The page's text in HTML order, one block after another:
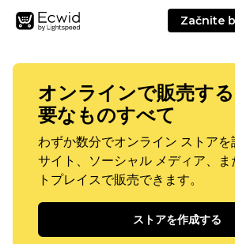
Začnite
オンラインで販売す
要なものすべて
わずか数分でオンライン ストア
サイト、ソーシャル メディア、ま
トプレイスで販売できます。
ストアを作成する